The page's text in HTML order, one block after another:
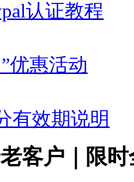
认证教程
优惠活动
有效期说明
客户｜限